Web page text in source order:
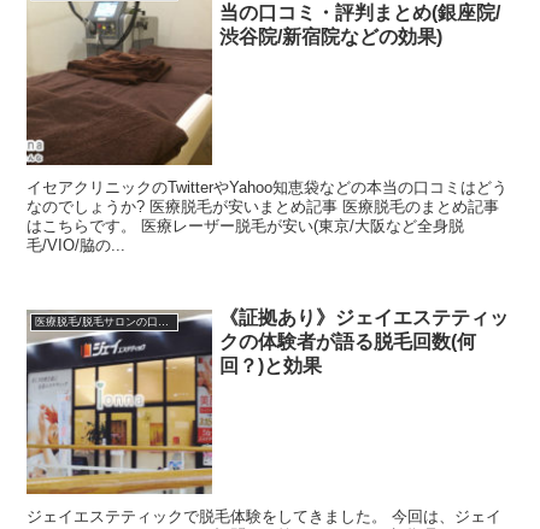
当の口コミ・評判まとめ(銀座院/
渋谷院/新宿院などの効果)
イセアクリニックのTwitterやYahoo知恵袋などの本当の口コミはどう
なのでしょうか? 医療脱毛が安いまとめ記事 医療脱毛のまとめ記事
はこちらです。 医療レーザー脱毛が安い(東京/大阪など全身脱
毛/VIO/脇の...
《証拠あり》ジェイエステティッ
クの体験者が語る脱毛回数(何
回？)と効果
ジェイエステティックで脱毛体験をしてきました。 今回は、ジェイ